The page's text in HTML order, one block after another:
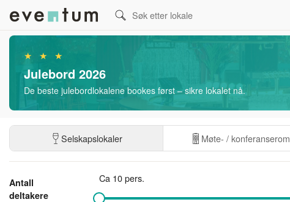
★ ★ ★
Julebord 2026
De beste julebordlokalene bookes først – sikre lokalet nå.
Selskapslokaler Møte- / konferanserom
Antall
deltakere
Ca 10 pers.